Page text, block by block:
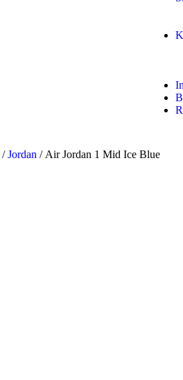
/Jordan / Air Jordan 1 Mid Ice Blue